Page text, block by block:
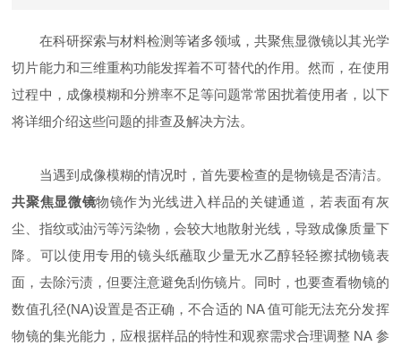
在科研探索与材料检测等诸多领域，共聚焦显微镜以其光学
切片能力和三维重构功能发挥着不可替代的作用。然而，在使用
过程中，成像模糊和分辨率不足等问题常常困扰着使用者，以下
将详细介绍这些问题的排查及解决方法。
当遇到成像模糊的情况时，首先要检查的是物镜是否清洁。
共聚焦显微镜物镜作为光线进入样品的关键通道，若表面有灰
尘、指纹或油污等污染物，会较大地散射光线，导致成像质量下
降。可以使用专用的镜头纸蘸取少量无水乙醇轻轻擦拭物镜表
面，去除污渍，但要注意避免刮伤镜片。同时，也要查看物镜的
数值孔径(NA)设置是否正确，不合适的 NA 值可能无法充分发挥
物镜的集光能力，应根据样品的特性和观察需求合理调整 NA 参